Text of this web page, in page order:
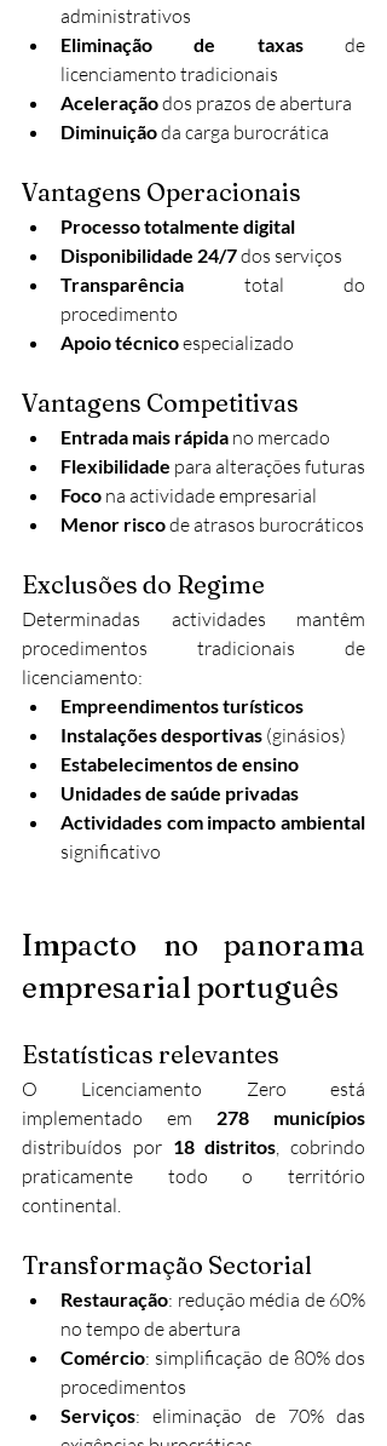
administrativos
Eliminação de taxas de
licenciamento tradicionais
Aceleração dos prazos de abertura
Diminuição da carga burocrática
Vantagens Operacionais
Processo totalmente digital
Disponibilidade 24/7 dos serviços
Transparência total do
procedimento
Apoio técnico especializado
Vantagens Competitivas
Entrada mais rápida no mercado
Flexibilidade para alterações futuras
Foco na actividade empresarial
Menor risco de atrasos burocráticos
Exclusões do Regime
Determinadas actividades mantêm
procedimentos tradicionais de
licenciamento:
Empreendimentos turísticos
Instalações desportivas (ginásios)
Estabelecimentos de ensino
Unidades de saúde privadas
Actividades com impacto ambiental
significativo
Impacto no panorama
empresarial português
Estatísticas relevantes
O Licenciamento Zero está
implementado em 278 municípios
distribuídos por 18 distritos , cobrindo
praticamente todo o território
continental.
Transformação Sectorial
Restauração: redução média de 60%
no tempo de abertura
Comércio: simplificação de 80% dos
procedimentos
Serviços: eliminação de 70% das